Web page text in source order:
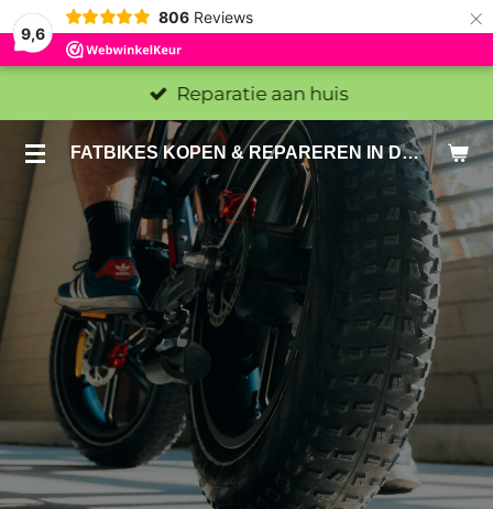
9,6
806 Reviews ×
FATBIKES KOPEN & REPAREREN IN DEN HAAG EN ZOETERMEER - SACHE BIKES
Reparatie aan huis